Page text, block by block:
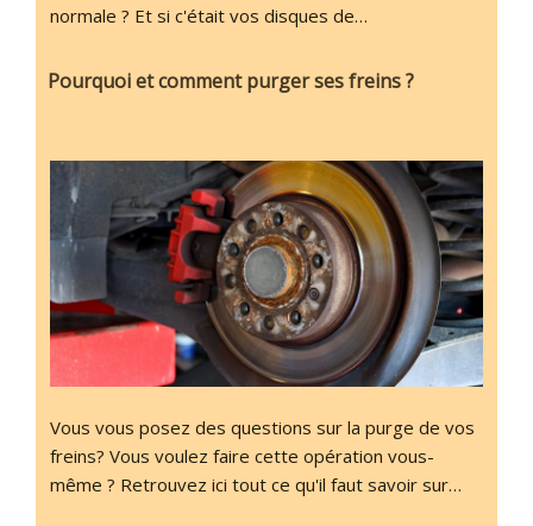
normale ? Et si c'était vos disques de…
Pourquoi et comment purger ses freins ?
Vous vous posez des questions sur la purge de vos
freins? Vous voulez faire cette opération vous-
même ? Retrouvez ici tout ce qu'il faut savoir sur…